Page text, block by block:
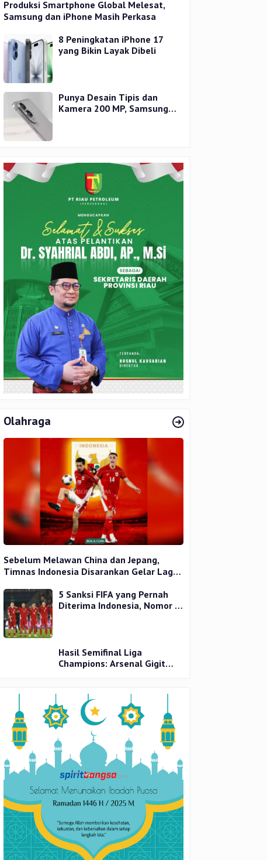
Produksi Smartphone Global Melesat,
Samsung dan iPhone Masih Perkasa
8 Peningkatan iPhone 17
yang Bikin Layak Dibeli
Punya Desain Tipis dan
Kamera 200 MP, Samsung
Olahraga
Sebelum Melawan China dan Jepang,
Timnas Indonesia Disarankan Gelar Laga
5 Sanksi FIFA yang Pernah
Diterima Indonesia, Nomor 1
Hasil Semifinal Liga
Champions: Arsenal Gigit